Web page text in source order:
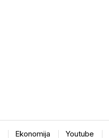
Ekonomija Youtube